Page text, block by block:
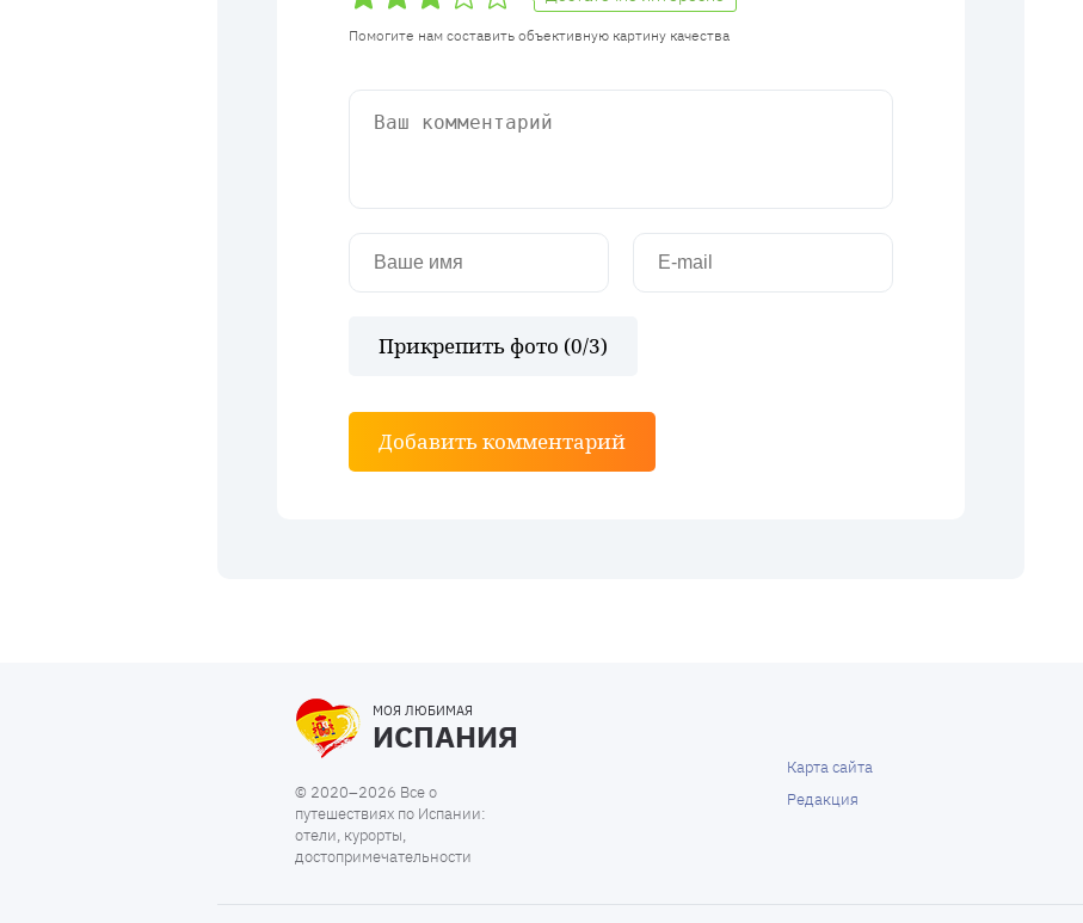
Помогите нам составить объективную картину качества
Прикрепить фото (0/3)
Добавить комментарий
МОЯ ЛЮБИМАЯ
ИСПАНИЯ
© 2020–2026 Все о
путешествиях по Испании:
отели, курорты,
достопримечательности
Карта сайта
Редакция